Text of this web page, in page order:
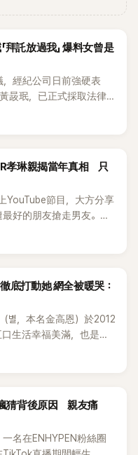
託放過我」 爆料女曾是
經紀公司日前強硬表
晸珉，已正式採取法律
過社群平台公開爆料，反
曾是SHINee、NCT等偶
孝琳親揭當年真相 只
YouTube節目，大方分享
好的朋友搶走男友。她
的事情現在再發生，「我
底打動她 網全被暖哭：
별，本名金高恩）於2012
生活幸福美滿，也是韓
度公開當年決定嫁給
猜背後原因 親友痛
名在ENHYPEN粉絲圈